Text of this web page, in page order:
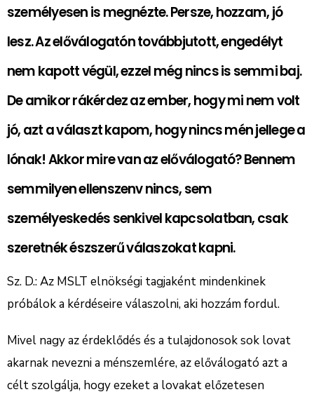
személyesen is megnézte. Persze, hozzam, jó
lesz. Az előválogatón továbbjutott, engedélyt
nem kapott végül, ezzel még nincs is semmi baj.
De amikor rákérdez az ember, hogy mi nem volt
jó, azt a választ kapom, hogy nincs mén jellege a
lónak! Akkor mire van az előválogató? Bennem
semmilyen ellenszenv nincs, sem
személyeskedés senkivel kapcsolatban, csak
szeretnék észszerű válaszokat kapni.
Sz. D.: Az MSLT elnökségi tagjaként mindenkinek
próbálok a kérdéseire válaszolni, aki hozzám fordul.
Mivel nagy az érdeklődés és a tulajdonosok sok lovat
akarnak nevezni a ménszemlére, az előválogató azt a
célt szolgálja, hogy ezeket a lovakat előzetesen